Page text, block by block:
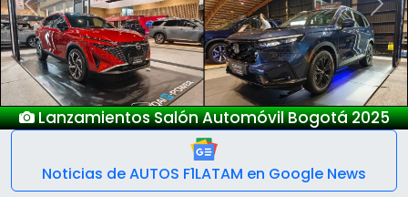
Bogotá 2025 Nuevo
Previous Next
Noticias de AUTOS F1LATAM en Google News